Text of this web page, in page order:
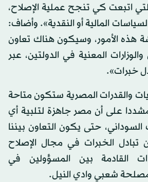
اتبعت كي تنجح عملية الإصلاح،
المالية أو النقدية». وأضاف:
هذه الأمور، وسيكون هناك تعاون
المعنية في الدولتين، عبر
خبرات».
والقدرات المصرية ستكون متاحة
على أن مصر جاهزة لتلبية أي
حتى يكون التعاون بيننا
تبادل الخبرات في مجال الإصلاح
القادمة بين المسؤولين في
شعبي وادي النيل.